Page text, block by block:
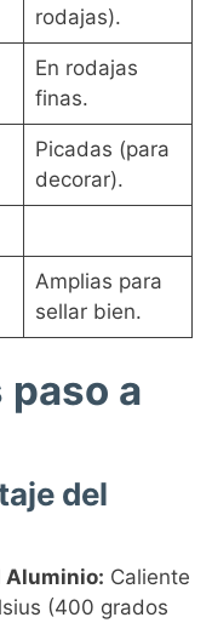
rodajas).
En rodajas
finas.
Picadas (para
decorar).
Amplias para
sellar bien.
a
del
Aluminio: Caliente
(400 grados